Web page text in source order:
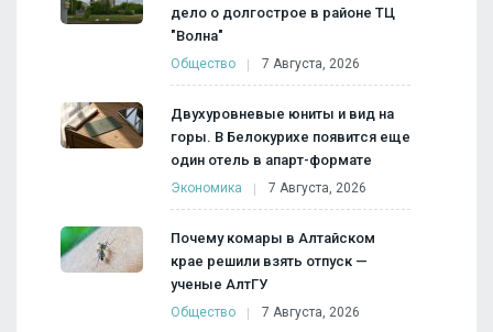
дело о долгострое в районе ТЦ
"Волна"
Общество 7 Августа, 2026
Двухуровневые юниты и вид на
горы. В Белокурихе появится еще
один отель в апарт-формате
Экономика 7 Августа, 2026
Почему комары в Алтайском
крае решили взять отпуск —
ученые АлтГУ
Общество 7 Августа, 2026